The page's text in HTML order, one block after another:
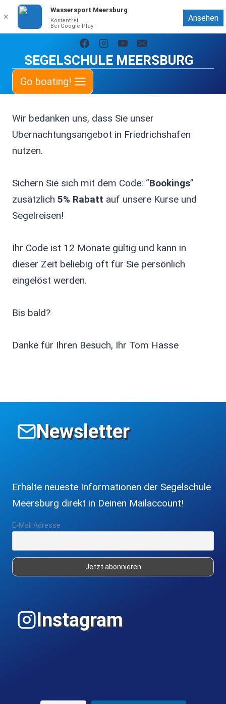
springen
SEGELSCHULE MEERSBURG
Go boating!
Wir bedanken uns, dass Sie unser
Übernachtungsangebot in Friedrichshafen
nutzen.
Sichern Sie sich mit dem Code: “Bookings”
zusätzlich 5% Rabatt auf unsere Kurse und
Segelreisen!
Ihr Code ist 12 Monate gültig und kann in
dieser Zeit beliebig oft für Sie persönlich
eingelöst werden.
Bis bald?
Danke für Ihren Besuch, Ihr Tom Hasse
Newsletter
Erhalte neueste Informationen der Segelschule
Meersburg direkt in Deinen Mailaccount!
E-Mail Adresse
Instagram
✕
Wassersport Meersburg
Kostenfrei
Bei Google Play
Ansehen